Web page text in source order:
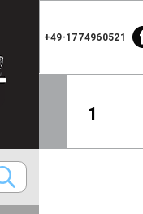
+49-1774960521
1